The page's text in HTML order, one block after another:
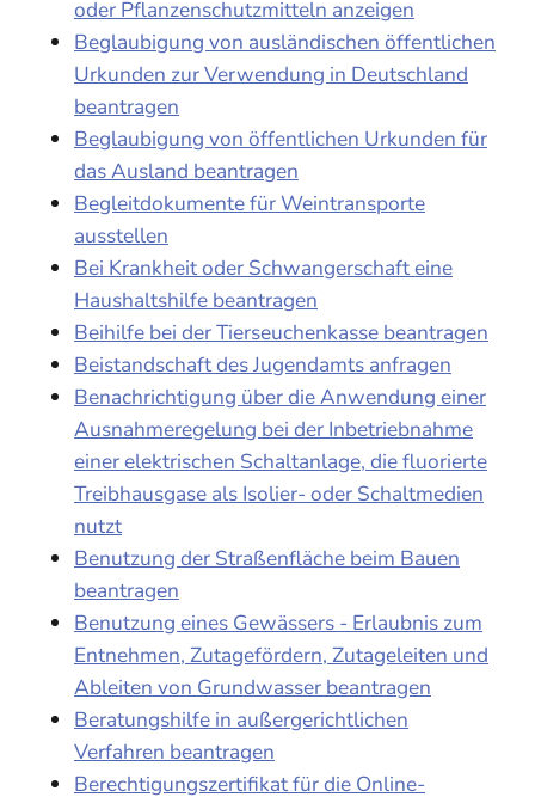
oder Pflanzenschutzmitteln anzeigen
Beglaubigung von ausländischen öffentlichen
Urkunden zur Verwendung in Deutschland
beantragen
Beglaubigung von öffentlichen Urkunden für
das Ausland beantragen
Begleitdokumente für Weintransporte
ausstellen
Bei Krankheit oder Schwangerschaft eine
Haushaltshilfe beantragen
Beihilfe bei der Tierseuchenkasse beantragen
Beistandschaft des Jugendamts anfragen
Benachrichtigung über die Anwendung einer
Ausnahmeregelung bei der Inbetriebnahme
einer elektrischen Schaltanlage, die fluorierte
Treibhausgase als Isolier- oder Schaltmedien
nutzt
Benutzung der Straßenfläche beim Bauen
beantragen
Benutzung eines Gewässers - Erlaubnis zum
Entnehmen, Zutagefördern, Zutageleiten und
Ableiten von Grundwasser beantragen
Beratungshilfe in außergerichtlichen
Verfahren beantragen
Berechtigungszertifikat für die Online-